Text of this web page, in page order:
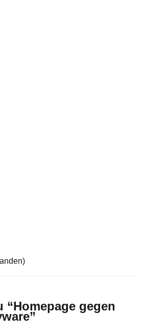
“Homepage gegen
”